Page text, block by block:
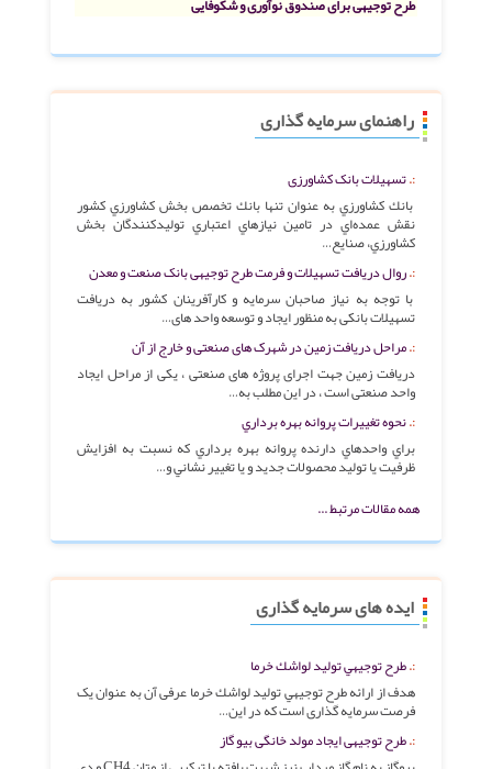
راهنمای سرمایه گذاری
تسهیلات بانک کشاورزی
بانك كشاورزي به عنوان تنها بانك تخصص بخش كشاورزي كشور
نقش عمده‌اي در تامين نيازهاي اعتباري توليد‌كنندگان بخش
كشاورزي، صنايع…
روال دریافت تسهیلات و فرمت طرح توجیهی بانک صنعت و معدن
با توجه به نیاز صاحبان سرمایه و کارآفرینان کشور به دریافت
تسهیلات بانکی به منظور ایجاد و توسعه واحد های…
مراحل دریافت زمین در شهرک های صنعتی و خارج از آن
دریافت زمین جهت اجرای پروژه های صنعتی ، یکی از مراحل ایجاد
واحد صنعتی است ، در این مطلب به…
نحوه تغييرات پروانه بهره برداري
براي واحدهاي دارنده پروانه بهره برداري كه نسبت به افزايش
ظرفيت يا توليد محصولات جديد و يا تغيير نشاني و…
همه مقالات مرتبط ...
ایده های سرمایه گذاری
طرح توجيهي توليد لواشك خرما
هدف از ارائه طرح توجيهي توليد لواشك خرما عرفی آن به عنوان یک
فرصت سرمایه گذاری است که در این…
طرح توجیهی ایجاد مولد خانگی بیو گاز